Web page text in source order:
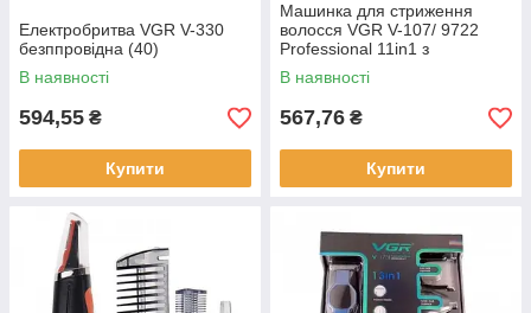
Електробритва VGR V-330
безппровідна (40)
В наявності
594,55 ₴
Купити
Машинка для стриження
волосся VGR V-107/ 9722
Professional 11in1 з
акумулятором (40)
В наявності
567,76 ₴
Купити